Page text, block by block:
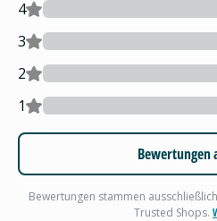
4
3
2
1
Bewertungen
Bewertungen stammen
Trusted Shops.